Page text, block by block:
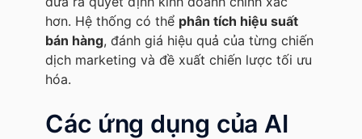
hơn. Hệ thống có thể phân tích hiệu suất
bán hàng, đánh giá hiệu quả của từng chiến
dịch marketing và đề xuất chiến lược tối ưu
hóa.
Các ứng dụng của AI